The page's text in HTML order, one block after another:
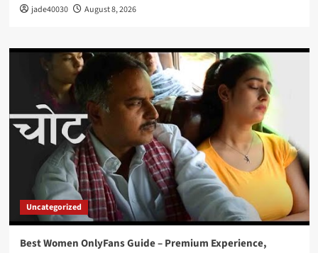
jade40030 August 8, 2026
Uncategorized
Best Women OnlyFans Guide – Premium Experience,